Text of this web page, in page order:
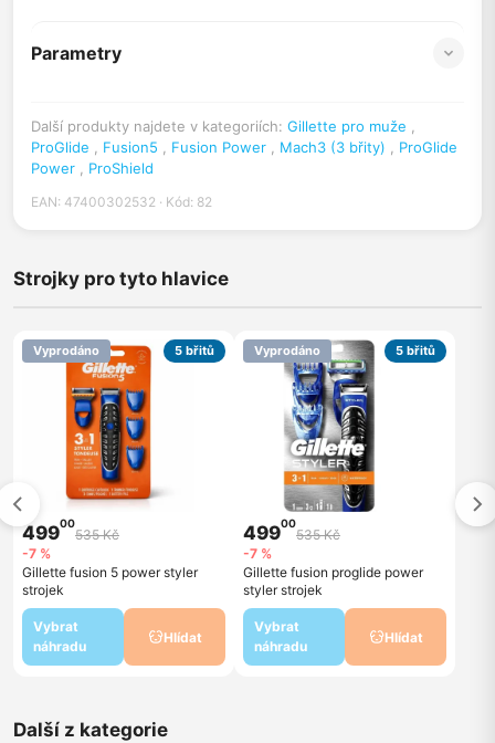
Parametry
Další produkty najdete v kategoriích: Gillette pro muže
ProGlide
Fusion5 Fusion Power Mach3 (3 břity)
ProGlide
Power
ProShield
EAN: 47400302532 · Kód: 82
Strojky pro tyto hlavice
Vyprodáno 5 břitů
49900
535 Kč
-7 %
Gillette fusion 5 power styler
strojek
Vybrat
náhradu
Hlídat
Vyprodáno 5 břitů
49900
535 Kč
-7 %
Gillette fusion proglide power
styler strojek
Vybrat
náhradu
Hlídat
Další z kategorie